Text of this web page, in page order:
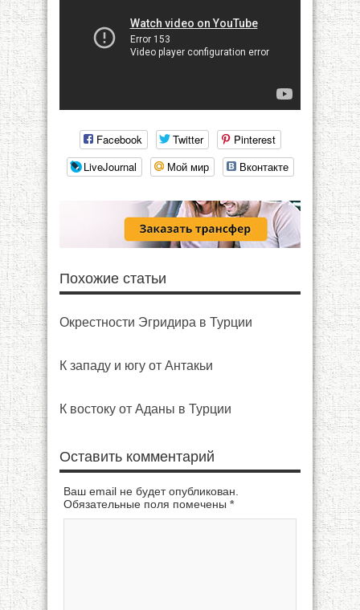
Facebook Twitter
Pinterest
LiveJournal
Мой мир Вконтакте
Похожие статьи
Окрестности Эгридира в Турции
К западу и югу от Антакьи
К востоку от Аданы в Турции
Оставить комментарий
Ваш email не будет опубликован.
Обязательные поля помечены *